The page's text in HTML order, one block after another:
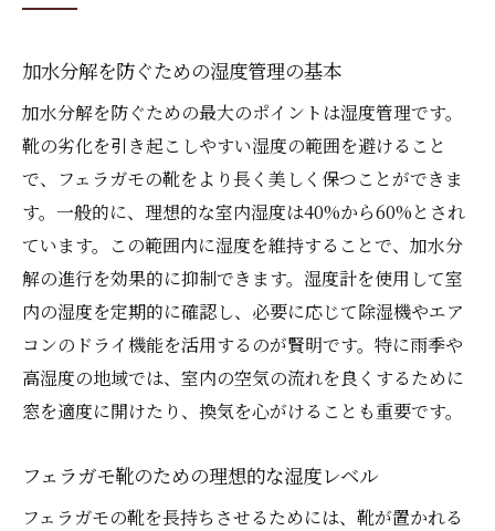
加水分解を防ぐための湿度管理の基本
加水分解を防ぐための最大のポイントは湿度管理です。
靴の劣化を引き起こしやすい湿度の範囲を避けること
で、フェラガモの靴をより長く美しく保つことができま
す。一般的に、理想的な室内湿度は40%から60%とされ
ています。この範囲内に湿度を維持することで、加水分
解の進行を効果的に抑制できます。湿度計を使用して室
内の湿度を定期的に確認し、必要に応じて除湿機やエア
コンのドライ機能を活用するのが賢明です。特に雨季や
高湿度の地域では、室内の空気の流れを良くするために
窓を適度に開けたり、換気を心がけることも重要です。
フェラガモ靴のための理想的な湿度レベル
フェラガモの靴を長持ちさせるためには、靴が置かれる